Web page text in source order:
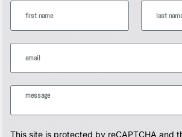
This site is protected by reCAPTCHA and